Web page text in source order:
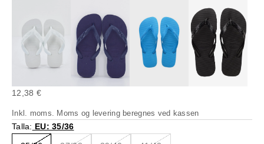
Salgspris
12,38 €
Inkl. moms. Moms og levering beregnes ved kassen
Talla: EU: 35/36